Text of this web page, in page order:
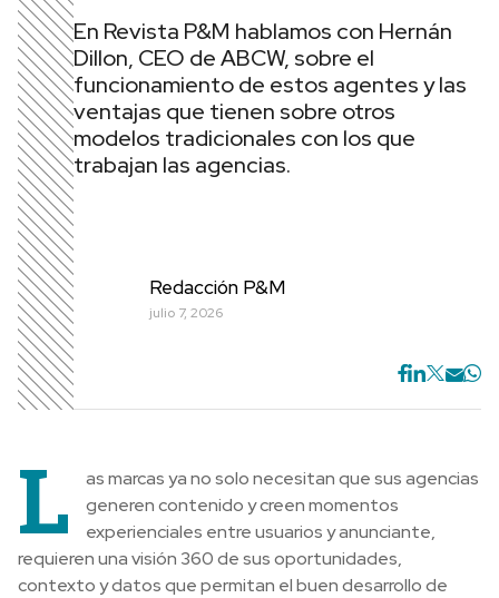
En Revista P&M hablamos con Hernán
Dillon, CEO de ABCW, sobre el
funcionamiento de estos agentes y las
ventajas que tienen sobre otros
modelos tradicionales con los que
trabajan las agencias.
Redacción P&M
julio 7, 2026
L
as marcas ya no solo necesitan que sus agencias
generen contenido y creen momentos
experienciales entre usuarios y anunciante,
requieren una visión 360 de sus oportunidades,
contexto y datos que permitan el buen desarrollo de